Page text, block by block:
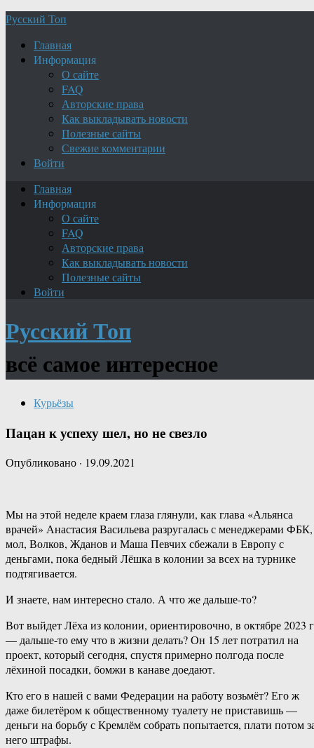
Русский Топ
Главная
Информация
О сайте
FAQ
Авторские права
Как выкладывать новости
Полезные сайты
Свежие комментарии
Войти
Главная
Информация
О сайте
FAQ
Авторские права
Как выкладывать новости
Полезные сайты
Войти
Русский Топ
всё самое интересное
Курьёзы
Пацан к успеху шел, но не свезло
Опубликовано · 19.09.2021
Мы на этой неделе краем глаза глянули, как глава «Альянса
врачей» Анастасия Васильева разругалась с менеджерами ФБК,
мол, Волков, Жданов и Маша Певчих сбежали в Европу с
деньгами, пока бедный Лёшка в колонии за всех на турнике
подтягивается.
И знаете, нам интересно стало. А что же дальше-то?
Вот выйдет Лёха из колонии, ориентировочно, в октябре 2023
— дальше-то ему что в жизни делать? Он 15 лет потратил на
проект, который сегодня, спустя примерно полгода после
лёхиной посадки, бомжи в канаве доедают.
Кто его в нашей с вами Федерации на работу возьмёт? Его ж
даже билетёром к общественному туалету не приставишь —
деньги на борьбу с Кремлём собрать попытается, плати потом
него штрафы.